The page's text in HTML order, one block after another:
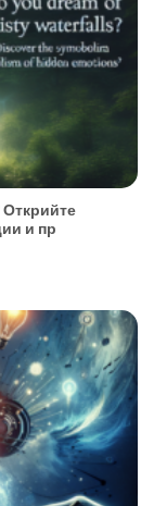
и пр